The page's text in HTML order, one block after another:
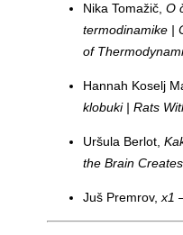
Nika Tomažič,O
termodinamike |
of
Hannah Koselj
klobuki | Rats
Uršula Berlot,
the Brain
Juš Premrov,x1